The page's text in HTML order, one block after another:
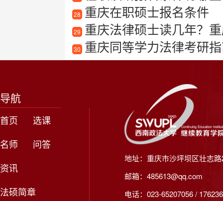
28 重庆在职硕士报名条件
29 重庆法律硕士读几年？
30 重庆同等学力法律考研
导航
首页
选课
名师
问答
资讯
法硕简章
地址：重庆市沙坪坝区壮志
邮箱：485613@qq.com
电话：023-65207056 /